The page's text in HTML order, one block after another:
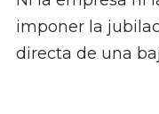
imponer la
directa de una